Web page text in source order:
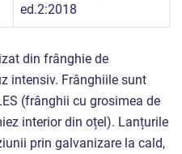
ed.2:2018
din frânghie de
intensiv. Frânghiile sunt
(frânghii cu grosimea de
interior din oțel). Lanțurile
prin galvanizare la cald,